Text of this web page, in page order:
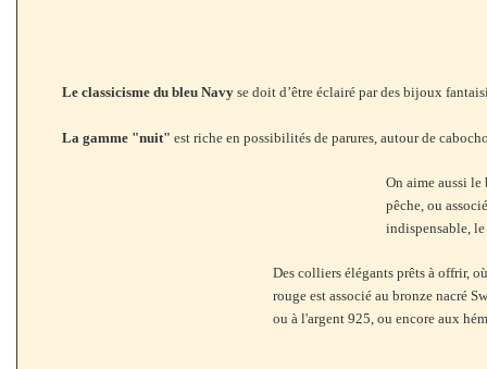
Le classicisme du bleu Navy se doit d’être éclairé par des bijoux
La gamme "nuit" est riche en possibilités de parures, autour de
On aime aussi
pêche, ou
indispensable,
Des colliers élégants prêts à offrir,
rouge est associé au bronze nacré
ou à l'argent 925, ou encore aux